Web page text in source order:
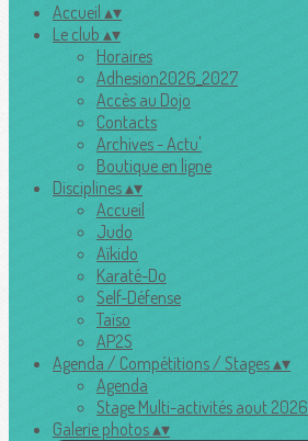
Accueil ▴▾
Le club ▴▾
Horaires
Adhesion2026_2027
Accès au Dojo
Contacts
Archives - Actu'
Boutique en ligne
Disciplines▴▾
Accueil
Judo
Aïkido
Karaté-Do
Self-Défense
Taïso
AP2S
Agenda / Compétitions / Stages▴▾
Agenda
Stage Multi-activités aout 2026
Galerie photos▴▾